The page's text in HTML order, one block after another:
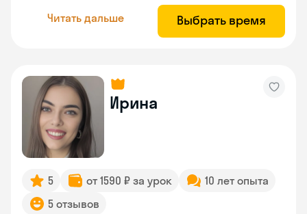
Читать дальше Выбрать время
Ирина
5 от 1590 ₽ за урок
10 лет опыта
5 отзывов